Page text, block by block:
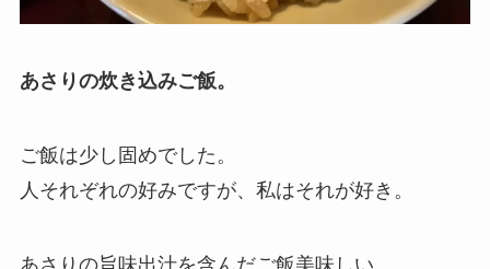
あさりの炊き込みご飯。
ご飯は少し固めでした。
人それぞれの好みですが、私はそれが好き。
あさりの旨味出汁を含んだご飯美味しい。